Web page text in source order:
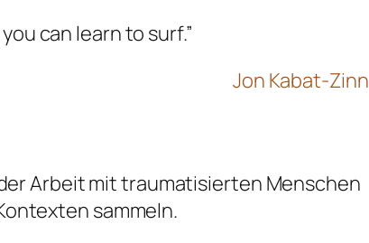
can learn to surf.”
Jon Kabat-Zinn
Arbeit mit traumatisierten Menschen
sammeln.